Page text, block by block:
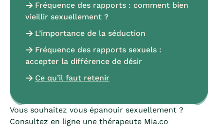
Fréquence des rapports : comment bien
vieillir sexuellement ?
L’importance de la séduction
Fréquence des rapports sexuels :
accepter la différence de désir
Ce qu’il faut retenir
Vous souhaitez vous épanouir sexuellement ?
Consultez en ligne une thérapeute Mia.co